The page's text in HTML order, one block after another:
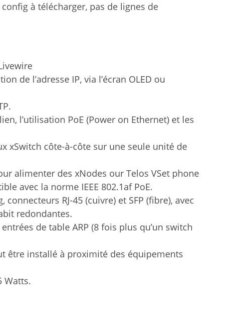
à télécharger, pas de lignes de
de l’adresse IP, via l’écran OLED ou
l’utilisation PoE (Power on Ethernet) et les
xSwitch côte-à-côte sur une seule unité de
alimenter des xNodes our Telos VSet phone
avec la norme IEEE 802.1af PoE.
RJ-45 (cuivre) et SFP (fibre), avec
redondantes.
de table ARP (8 fois plus qu’un switch
être installé à proximité des équipements
Watts.